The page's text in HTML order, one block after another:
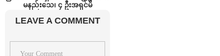
မနည်းသေ၊ ၄ ဦးအရှင်မိ
LEAVE A COMMENT